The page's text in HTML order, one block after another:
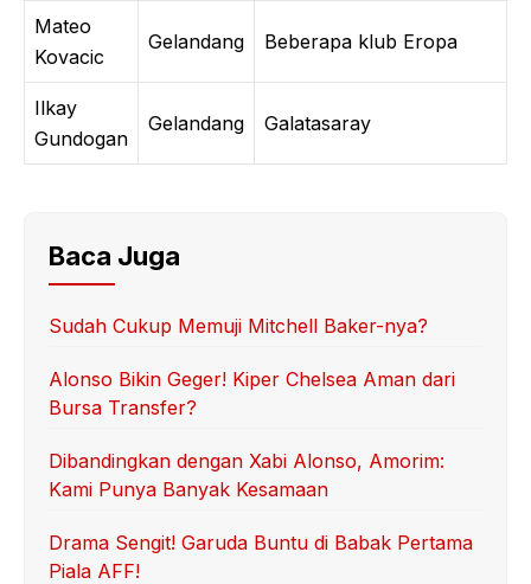
Mateo
Kovacic
Gelandang Beberapa klub Eropa
Ilkay
Gundogan
Gelandang Galatasaray
Baca Juga
Sudah Cukup Memuji Mitchell Baker-nya?
Alonso Bikin Geger! Kiper Chelsea Aman dari
Bursa Transfer?
Dibandingkan dengan Xabi Alonso, Amorim:
Kami Punya Banyak Kesamaan
Drama Sengit! Garuda Buntu di Babak Pertama
Piala AFF!